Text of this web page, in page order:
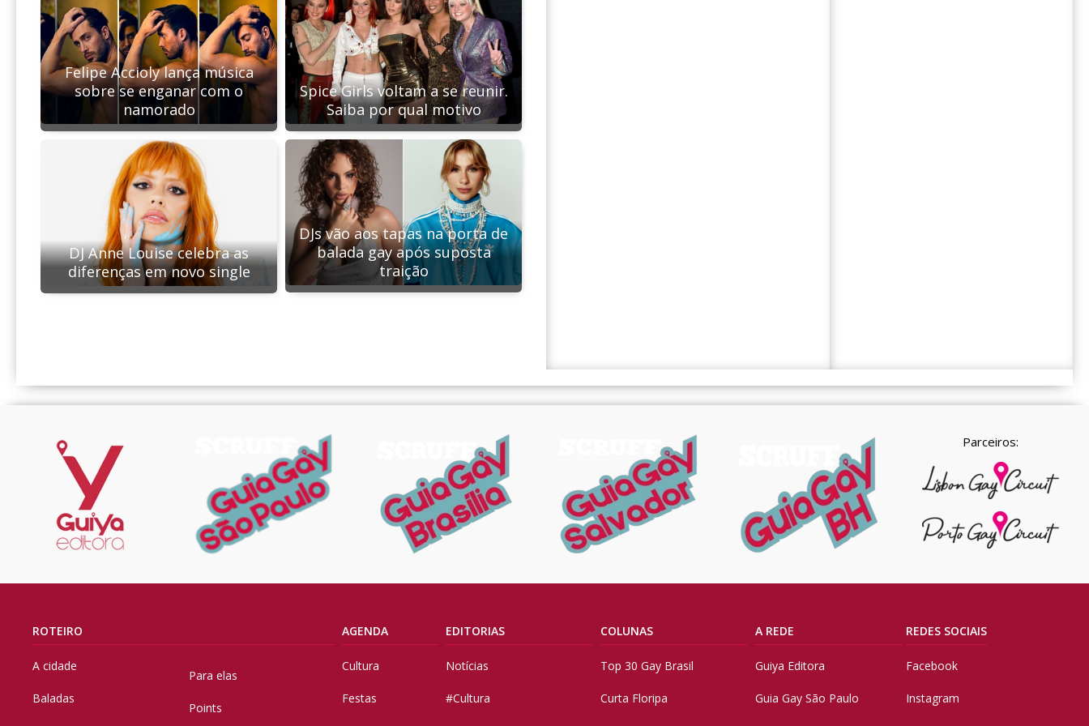
Felipe Accioly lança música
sobre se enganar com o
namorado
Spice Girls voltam a se reunir.
Saiba por qual motivo
DJ Anne Louise celebra as
diferenças em novo single
DJs vão aos tapas na porta de
balada gay após suposta
traição
Parceiros:
ROTEIRO
A cidade
Baladas
Para elas
Points
AGENDA
Cultura
Festas
EDITORIAS
Notícias
#Cultura
COLUNAS
Top 30 Gay Brasil
Curta Floripa
A REDE
Guiya Editora
Guia Gay São Paulo
REDES SOCIAIS
Facebook
Instagram